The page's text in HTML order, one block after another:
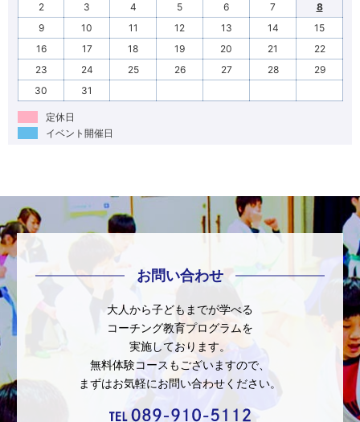
2
3 4 5 6 7
8
9
10 11 12 13 14
15
16
17 18 19 20 21
22
23
24 25 26 27 28
29
30
31
定休日
イベント開催日
お問い合わせ
大人から子どもまでが学べる
コーチング教育プログラムを
実施しております。
無料体験コースもございますので、
まずはお気軽にお問い合わせください。